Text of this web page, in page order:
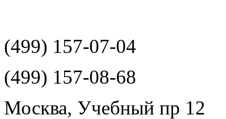
(499) 157-07-04
(499) 157-08-68
Москва, Учебный пр 12